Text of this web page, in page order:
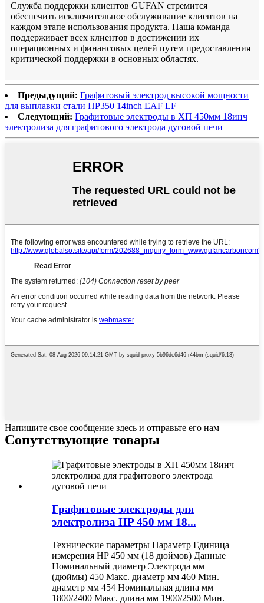
Служба поддержки клиентов GUFAN стремится
обеспечить исключительное обслуживание клиентов на
каждом этапе использования продукта. Наша команда
поддерживает всех клиентов в достижении их
операционных и финансовых целей путем предоставления
критической поддержки в основных областях.
Предыдущий: Графитовый электрод высокой мощности
для выплавки стали HP350 14inch EAF LF
Следующий: Графитовые электроды в ХП 450мм 18инч
электролиза для графитового электрода дуговой печи
Напишите свое сообщение здесь и отправьте его нам
Сопутствующие товары
Графитовые электроды для
электролиза HP 450 мм 18...
Технические параметры Параметр Единица
измерения HP 450 мм (18 дюймов) Данные
Номинальный диаметр Электрода мм
(дюймы) 450 Макс. диаметр мм 460 Мин.
диаметр мм 454 Номинальная длина мм
1800/2400 Макс. длина мм 1900/2500 Мин.